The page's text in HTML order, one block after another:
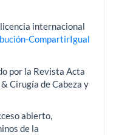
internacional
CompartirIgual
por la Revista Acta
Cirugía de Cabeza y
abierto,
de la